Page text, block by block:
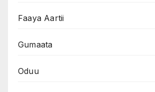
Faaya Aartii
Gumaata
Oduu